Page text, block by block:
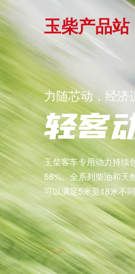
玉柴产品站
力随芯动，经济
轻客
玉柴客车专用动力持续
58%。全系列柴油和天
可以满足5米至18米不